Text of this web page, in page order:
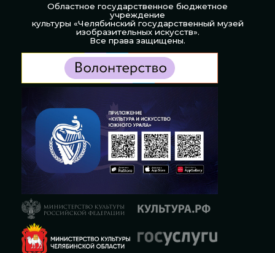
Областное государственное бюджетное
учреждение
культуры «Челябинский государственный музей
изобразительных искусств».
Все права защищены.